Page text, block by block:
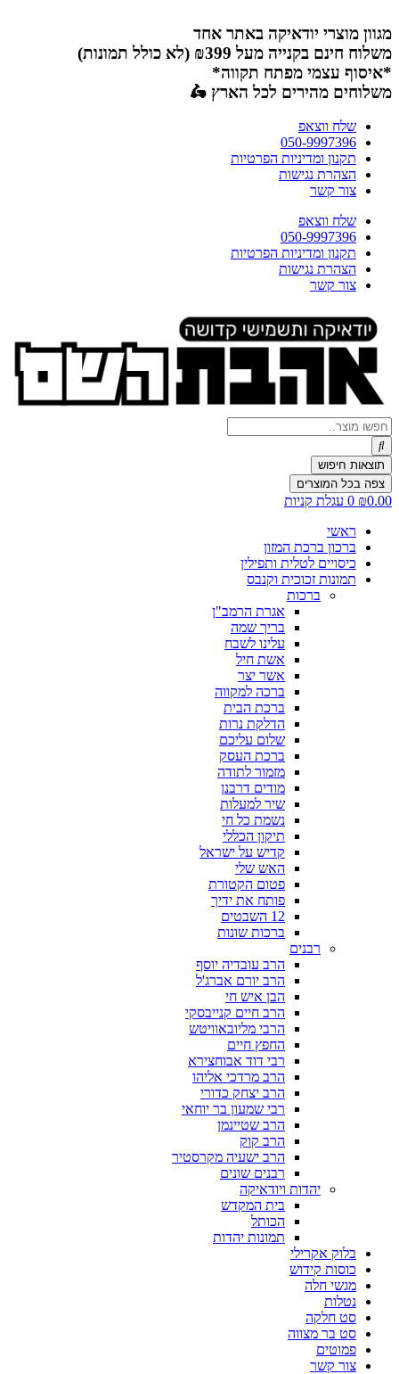
לתוכן
מגוון מוצרי יודאיקה באתר אחד
משלוח חינם בקנייה מעל ₪399 (לא כולל תמונות)
*איסוף עצמי מפתח תקווה*
משלוחים מהירים לכל הארץ 🛵
שלח ווצאפ
050-9997396
תקנון ומדיניות הפרטיות
הצהרת נגישות
צור קשר
שלח ווצאפ
050-9997396
תקנון ומדיניות הפרטיות
הצהרת נגישות
צור קשר
Search
...
תוצאות חיפוש
צפה בכל המוצרים
₪0.00
0 עגלת קניות
ראשי
ברכון ברכת המזון
כיסויים לטלית ותפילין
תמונות זכוכית וקנבס
ברכות
אגרת הרמב"ן
בריך שמה
עלינו לשבח
אשת חיל
אשר יצר
ברכה למקווה
ברכת הבית
הדלקת נרות
שלום עליכם
ברכת העסק
מזמור לתודה
מודים דרבנן
שיר למעלות
נשמת כל חי
תיקון הכללי
קדיש על ישראל
האש שלי
פטום הקטורת
פותח את ידיך
12 השבטים
ברכות שונות
רבנים
הרב עובדיה יוסף
הרב יורם אברג'ל
הבן איש חי
הרב חיים קנייבסקי
הרבי מליובאוויטש
החפץ חיים
רבי דוד אבוחצירא
הרב מרדכי אליהו
הרב יצחק כדורי
רבי שמעון בר יוחאי
הרב שטיינמן
הרב קוק
הרב ישעיה מקרסטיר
רבנים שונים
יהדות ויודאיקה
בית המקדש
הכותל
תמונות יהדות
בלוק אקרילי
כוסות קידוש
מגשי חלה
נטלות
סט חלקה
סט בר מצווה
פמוטים
צור קשר